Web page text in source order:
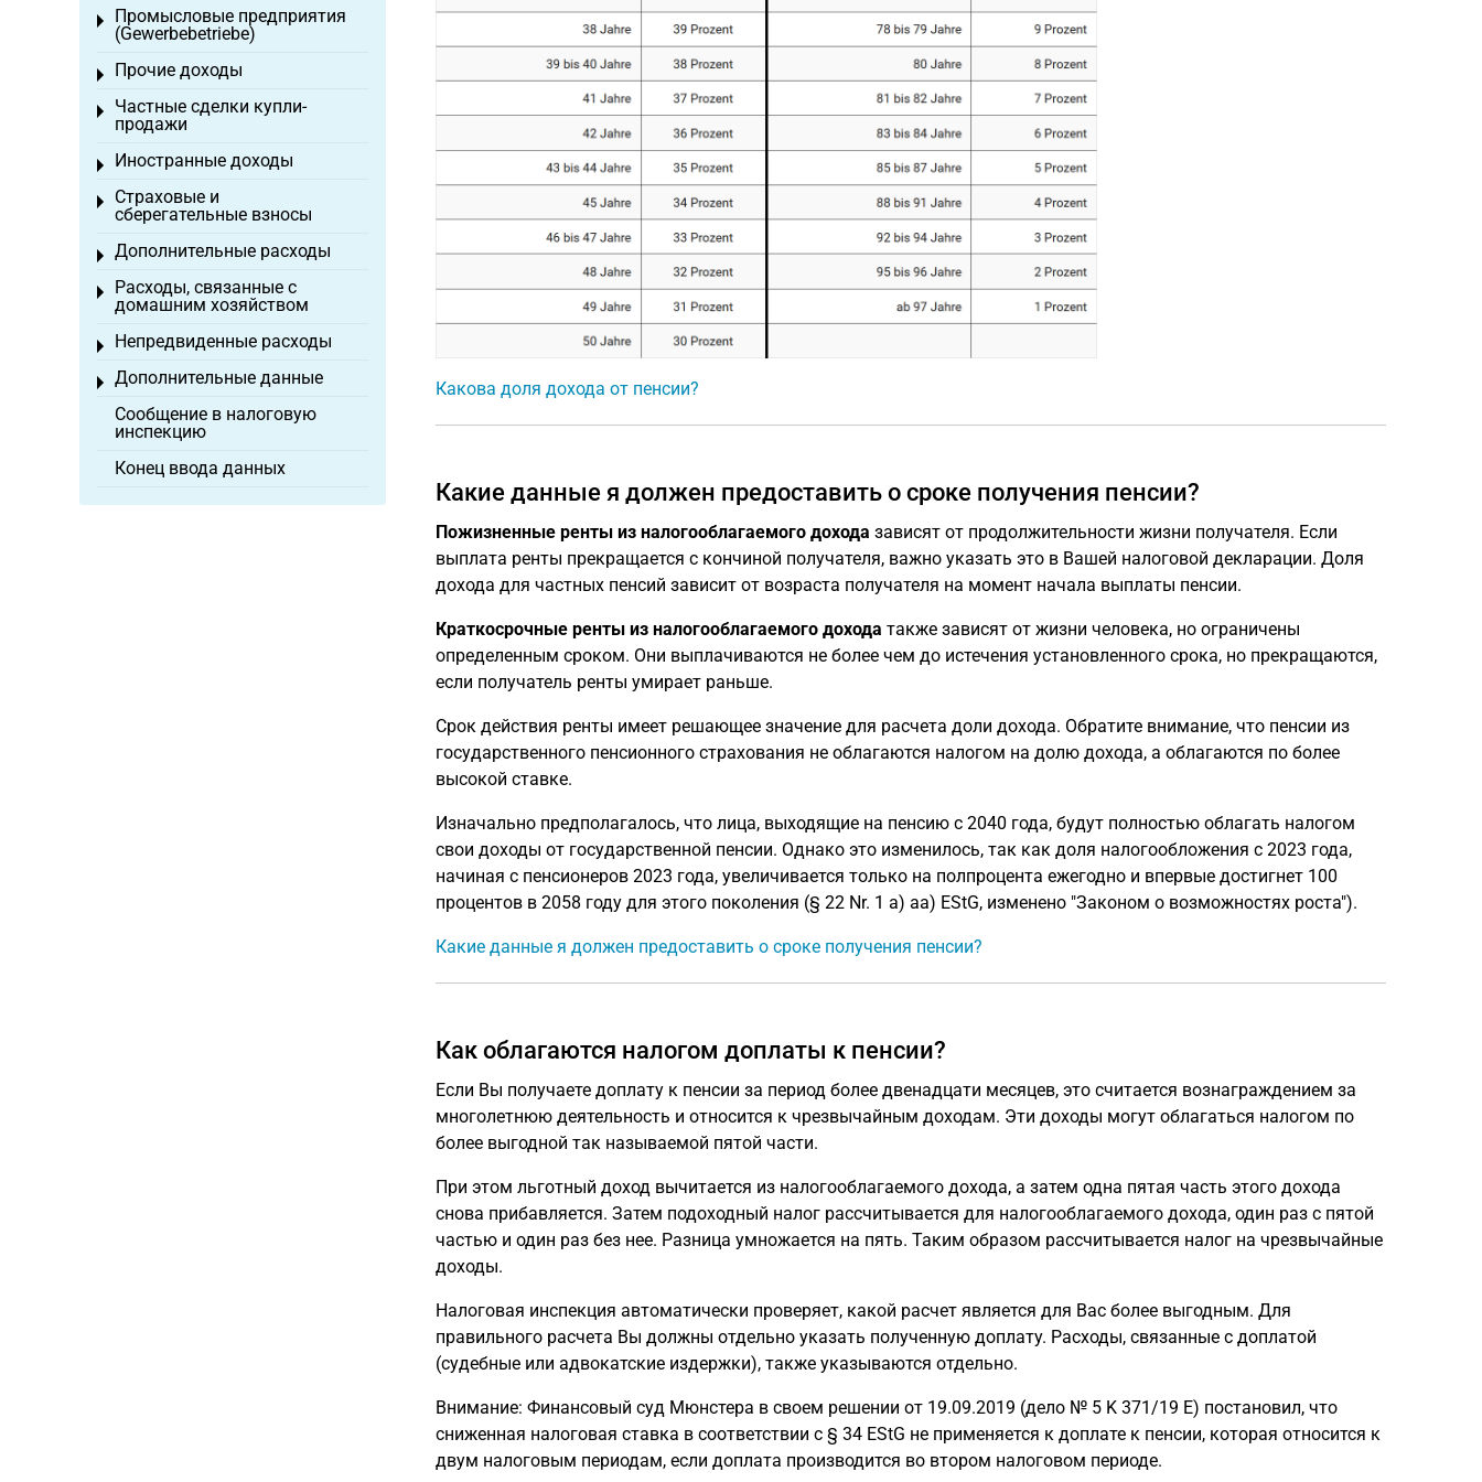
Какова доля дохода от пенсии?
Какие данные я должен предоставить о сроке получения пенсии?
Пожизненные ренты из налогооблагаемого дохода зависят от продолжительности жизни получателя. Если
выплата ренты прекращается с кончиной получателя, важно указать это в Вашей налоговой декларации. Доля
дохода для частных пенсий зависит от возраста получателя на момент начала выплаты пенсии.
Краткосрочные ренты из налогооблагаемого дохода также зависят от жизни человека, но ограничены
определенным сроком. Они выплачиваются не более чем до истечения установленного срока, но прекращаются,
если получатель ренты умирает раньше.
Срок действия ренты имеет решающее значение для расчета доли дохода. Обратите внимание, что пенсии из
государственного пенсионного страхования не облагаются налогом на долю дохода, а облагаются по более
высокой ставке.
Изначально предполагалось, что лица, выходящие на пенсию с 2040 года, будут полностью облагать налогом
свои доходы от государственной пенсии. Однако это изменилось, так как доля налогообложения с 2023 года,
начиная с пенсионеров 2023 года, увеличивается только на полпроцента ежегодно и впервые достигнет 100
процентов в 2058 году для этого поколения (§ 22 Nr. 1 a) aa) EStG, изменено "Законом о возможностях роста").
Какие данные я должен предоставить о сроке получения пенсии?
Как облагаются налогом доплаты к пенсии?
Если Вы получаете доплату к пенсии за период более двенадцати месяцев, это считается вознаграждением за
многолетнюю деятельность и относится к чрезвычайным доходам. Эти доходы могут облагаться налогом по
более выгодной так называемой пятой части.
При этом льготный доход вычитается из налогооблагаемого дохода, а затем одна пятая часть этого дохода
снова прибавляется. Затем подоходный налог рассчитывается для налогооблагаемого дохода, один раз с пятой
частью и один раз без нее. Разница умножается на пять. Таким образом рассчитывается налог на чрезвычайные
доходы.
Налоговая инспекция автоматически проверяет, какой расчет является для Вас более выгодным. Для
правильного расчета Вы должны отдельно указать полученную доплату. Расходы, связанные с доплатой
(судебные или адвокатские издержки), также указываются отдельно.
Внимание: Финансовый суд Мюнстера в своем решении от 19.09.2019 (дело № 5 K 371/19 E) постановил, что
сниженная налоговая ставка в соответствии с § 34 EStG не применяется к доплате к пенсии, которая относится к
двум налоговым периодам, если доплата производится во втором налоговом периоде.
Промысловые предприятия
(Gewerbebetriebe)
Toggle menu
Прочие доходы
Toggle menu
Частные сделки купли-
продажи
Toggle menu
Иностранные доходы
Toggle menu
Страховые и
сберегательные взносы
Toggle menu
Дополнительные расходы
Toggle menu
Расходы, связанные с
домашним хозяйством
Toggle menu
Непредвиденные расходы
Toggle menu
Дополнительные данные
Toggle menu
Сообщение в налоговую
инспекцию
Конец ввода данных